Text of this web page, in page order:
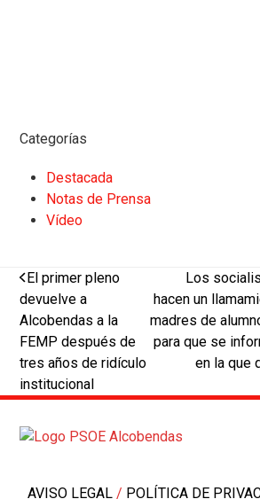
Categorías
Destacada
Notas de Prensa
Vídeo
previous
post:
El primer pleno
devuelve a
Alcobendas a la
FEMP después de
tres años de ridículo
institucional
next
post:
Los
hacen un
madres de
para que se
en la que
AVISO LEGAL / POLÍTICA DE